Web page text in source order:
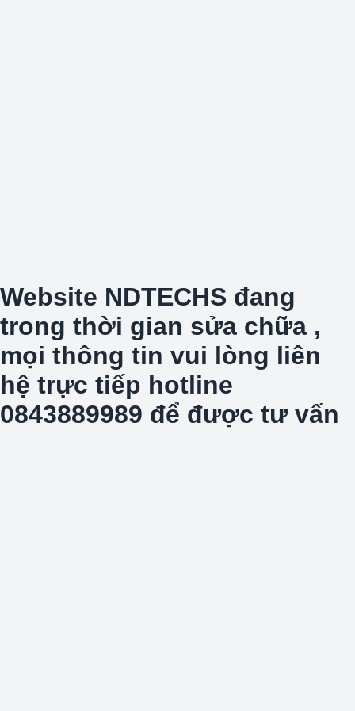
Website NDTECHS đang
trong thời gian sửa chữa ,
mọi thông tin vui lòng liên
hệ trực tiếp hotline
0843889989 để được tư vấn